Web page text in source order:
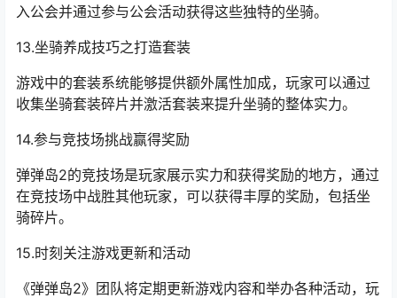
入公会并通过参与公会活动获得这些独特的坐骑。
13.坐骑养成技巧之打造套装
游戏中的套装系统能够提供额外属性加成，玩家可以通过
收集坐骑套装碎片并激活套装来提升坐骑的整体实力。
14.参与竞技场挑战赢得奖励
弹弹岛2的竞技场是玩家展示实力和获得奖励的地方，通过
在竞技场中战胜其他玩家，可以获得丰厚的奖励，包括坐
骑碎片。
15.时刻关注游戏更新和活动
《弹弹岛2》团队将定期更新游戏内容和举办各种活动，玩